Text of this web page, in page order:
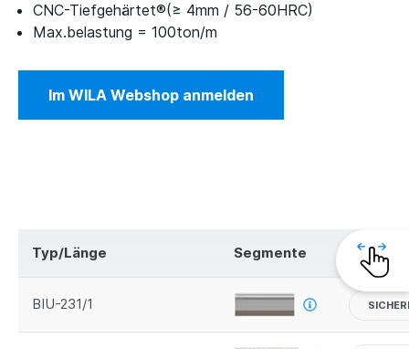
CNC-Tiefgehärtet®(≥ 4mm / 56-60HRC)
Max.belastung = 100ton/m
Im WILA Webshop anmelden
Typ/Länge Segmente
BIU-231/1